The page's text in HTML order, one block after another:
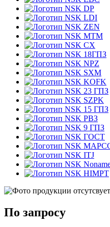
DP
LDI
ZEN
MTM
CX
18ГПЗ
NPZ
SXM
KOFK
23 ГПЗ
SZPK
15 ГПЗ
РВЗ
9 ГПЗ
ГОСТ
ITJ
HIMPT
По запросу